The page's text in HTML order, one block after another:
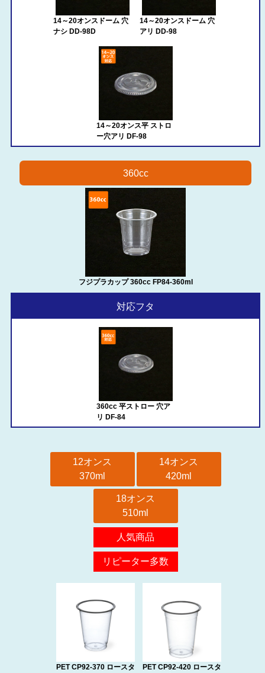
14～20オンスドーム 穴
ナシ DD-98D
14～20オンスドーム 穴
アリ DD-98
14～20オンス平 ストロ
ー穴アリ DF-98
360cc
フジプラカップ 360cc FP84-360ml
対応フタ
360cc 平ストロー 穴ア
リ DF-84
12オンス
370ml
14オンス
420ml
18オンス
510ml
人気商品
リピーター多数
PET CP92-370 ロースタ
PET CP92-420 ロースタ